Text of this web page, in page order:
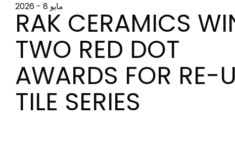
أماكن الشراء
مايو 8 - 2026
RAK CERAMICS
TWO RED DOT
AWARDS FOR RE-
TILE SERIES